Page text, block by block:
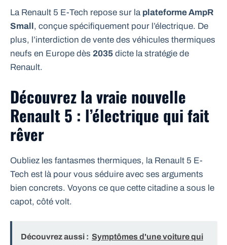
La Renault 5 E-Tech repose sur la plateforme AmpR
Small, conçue spécifiquement pour l’électrique. De
plus, l’interdiction de vente des véhicules thermiques
neufs en Europe dès 2035 dicte la stratégie de
Renault.
Découvrez la vraie nouvelle
Renault 5 : l’électrique qui fait
rêver
Oubliez les fantasmes thermiques, la Renault 5 E-
Tech est là pour vous séduire avec ses arguments
bien concrets. Voyons ce que cette citadine a sous le
capot, côté volt.
Découvrez aussi : Symptômes d'une voiture qui